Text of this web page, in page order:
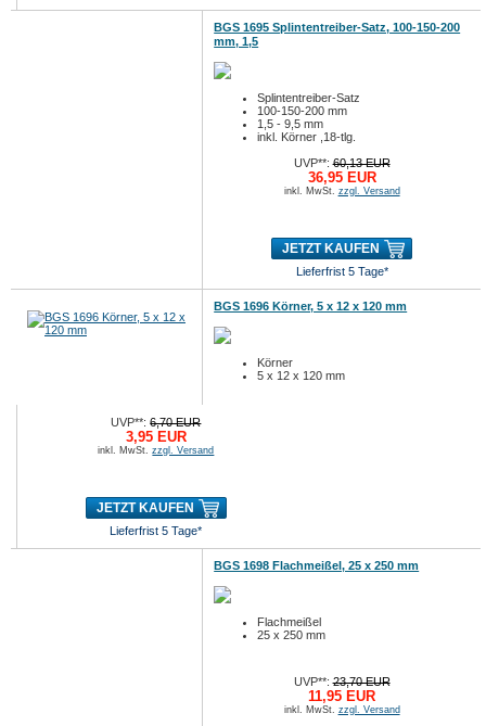
BGS 1695 Splintentreiber-Satz, 100-150-200
mm, 1,5
Splintentreiber-Satz
100-150-200 mm
1,5 - 9,5 mm
inkl. Körner ,18-tlg.
UVP**:60,13 EUR
36,95 EUR
inkl. MwSt. zzgl. Versand
JETZT KAUFEN
Lieferfrist 5 Tage*
BGS 1696 Körner, 5 x 12 x 120 mm
Körner
5 x 12 x 120 mm
UVP**:6,70 EUR
3,95 EUR
inkl. MwSt.zzgl. Versand
JETZT KAUFEN
Lieferfrist 5 Tage*
BGS 1698 Flachmeißel, 25 x 250 mm
Flachmeißel
25 x 250 mm
UVP**:23,70 EUR
11,95 EUR
inkl. MwSt. zzgl. Versand